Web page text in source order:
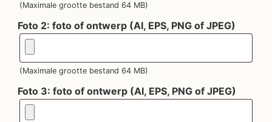
(Maximale grootte bestand 64 MB)
Foto 2: foto of ontwerp (AI, EPS, PNG of JPEG)
(Maximale grootte bestand 64 MB)
Foto 3: foto of ontwerp (AI, EPS, PNG of JPEG)